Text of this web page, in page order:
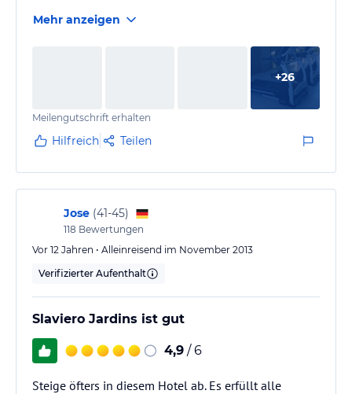
ansprechend und bieten gehobenen Standard.
Mehr anzeigen
+26
Meilengutschrift erhalten
Hilfreich Teilen
Jose (41-45)
118 Bewertungen
Vor 12 Jahren • Alleinreisend im November 2013
Verifizierter Aufenthalt
Slaviero Jardins ist gut
4,9 / 6
Steige öfters in diesem Hotel ab. Es erfüllt alle